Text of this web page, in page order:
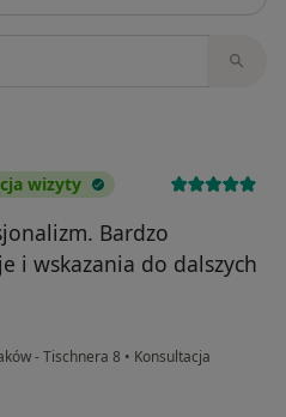
wizyty
Bardzo
i wskazania do dalszych
- Tischnera 8 • Konsultacja